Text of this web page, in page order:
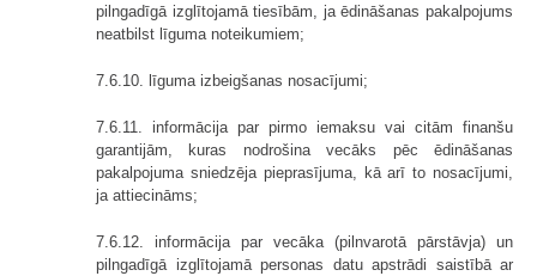
pilngadīgā izglītojamā tiesībām, ja ēdināšanas pakalpojums
neatbilst līguma noteikumiem;
7.6.10. līguma izbeigšanas nosacījumi;
7.6.11. informācija par pirmo iemaksu vai citām finanšu
garantijām, kuras nodrošina vecāks pēc ēdināšanas
pakalpojuma sniedzēja pieprasījuma, kā arī to nosacījumi,
ja attiecināms;
7.6.12. informācija par vecāka (pilnvarotā pārstāvja) un
pilngadīgā izglītojamā personas datu apstrādi saistībā ar